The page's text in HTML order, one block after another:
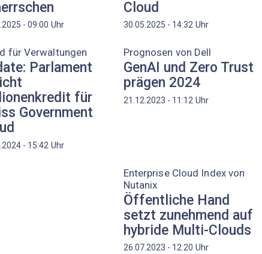
- 09:00 Uhr
Cloud
30.05.2025 - 14:32Uhr
für Verwaltungen
Parlament
für
Government
- 15:42 Uhr
Prognosen von Dell
GenAI und Zero Trust
prägen 2024
21.12.2023 - 11:12Uhr
Enterprise Cloud Index von
Nutanix
Öffentliche Hand
setzt zunehmend auf
hybride Multi-Clouds
26.07.2023 - 12:20 Uhr